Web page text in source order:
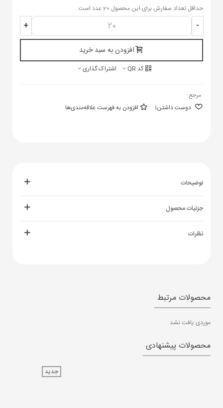
حداقل تعداد سفارش برای این محصول 20 عدد است.
-
+
افزودن به سبد خرید
کد QR اشتراک گذاری
مرجع:
دوست داشتن1 افزودن به فهرست علاقه‌مندی‌ها
توضیحات
جزئیات محصول
نظرات
محصولات مرتبط
موردی یافت نشد
محصولات پیشنهادی
جدید